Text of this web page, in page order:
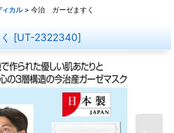
ィカル > 今治 ガーゼますく
[UT-2322340]